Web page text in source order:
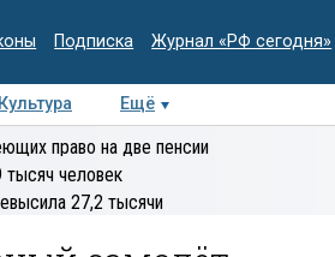
Подписка Журнал «РФ сегодня»
Культура Ещё
Колумнисты
Деловая
право на две пенсии
человек
27,2 тысячи